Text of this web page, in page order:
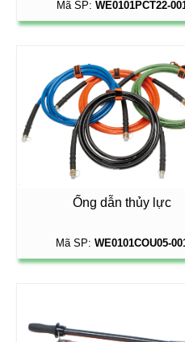
Mã SP:WE0101PCT22-
Ống dẫn thủy lực
Mã SP:WE0101COU05-